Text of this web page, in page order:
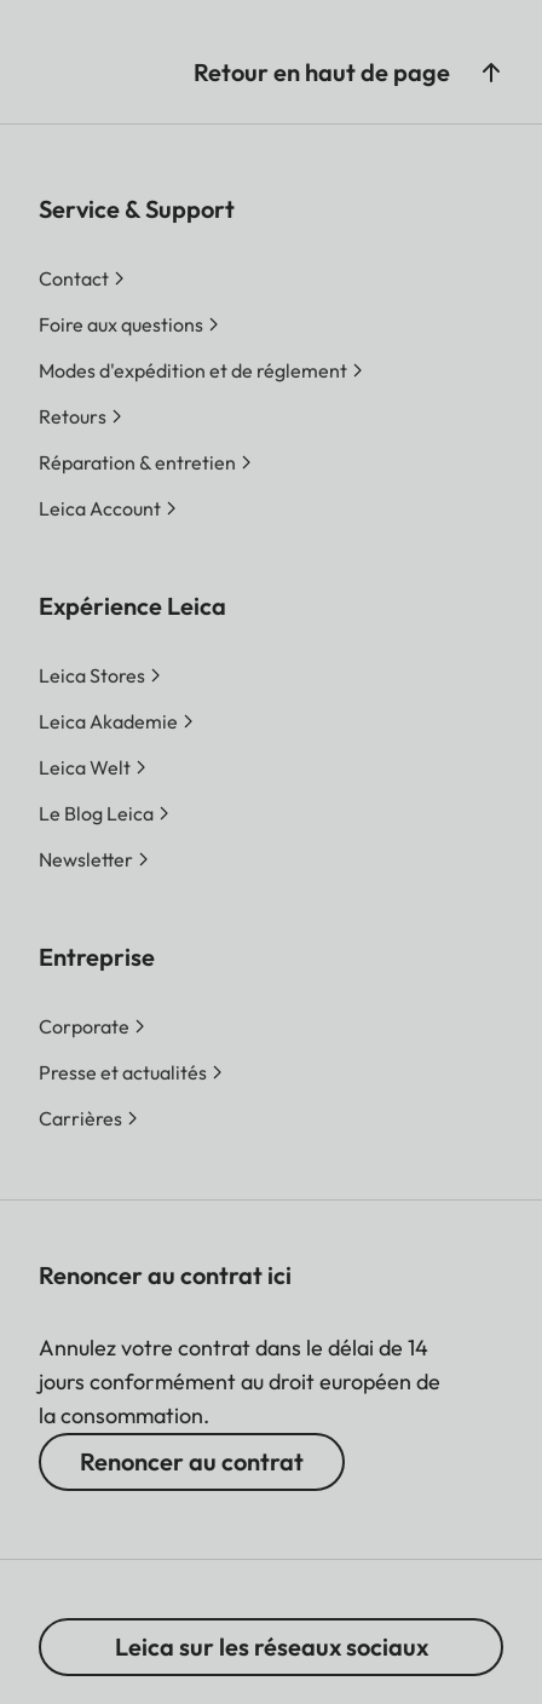
Retour en haut de page
Service & Support
Contact
Foire aux questions
Modes d'expédition et de réglement
Retours
Réparation & entretien
Leica Account
Expérience Leica
Leica Stores
Leica Akademie
Leica Welt
Le Blog Leica
Newsletter
Entreprise
Corporate
Presse et actualités
Carrières
Renoncer au contrat ici
Annulez votre contrat dans le délai de 14
jours conformément au droit européen de
la consommation.
Renoncer au contrat
Leica sur les réseaux sociaux